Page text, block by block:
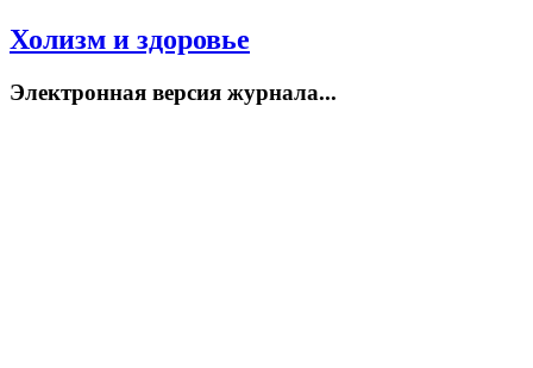
Холизм и здоровье
Электронная версия журнала...